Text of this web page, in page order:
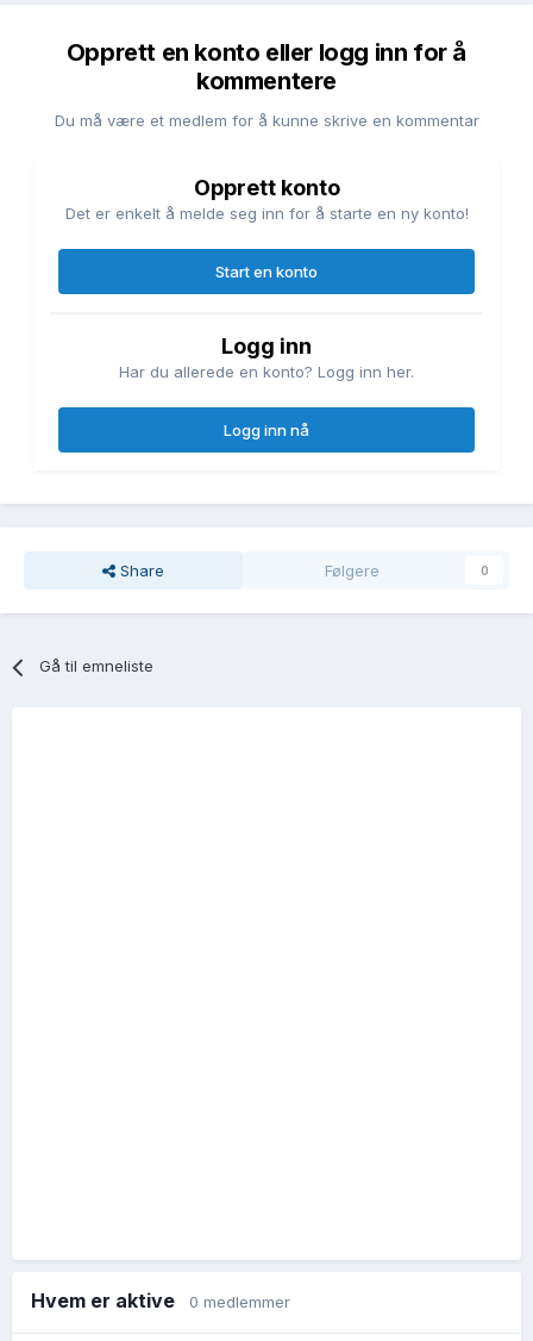
Opprett en konto eller logg inn for å
kommentere
Du må være et medlem for å kunne skrive en kommentar
Opprett konto
Det er enkelt å melde seg inn for å starte en ny konto!
Start en konto
Logg inn
Har du allerede en konto? Logg inn her.
Logg inn nå
Share Følgere 0
Gå til emneliste
Hvem er aktive 0 medlemmer